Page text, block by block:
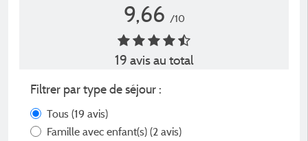
9,66 /10
19 avis au total
Filtrer par type de séjour :
Tous (19 avis)
Famille avec enfant(s) (2 avis)